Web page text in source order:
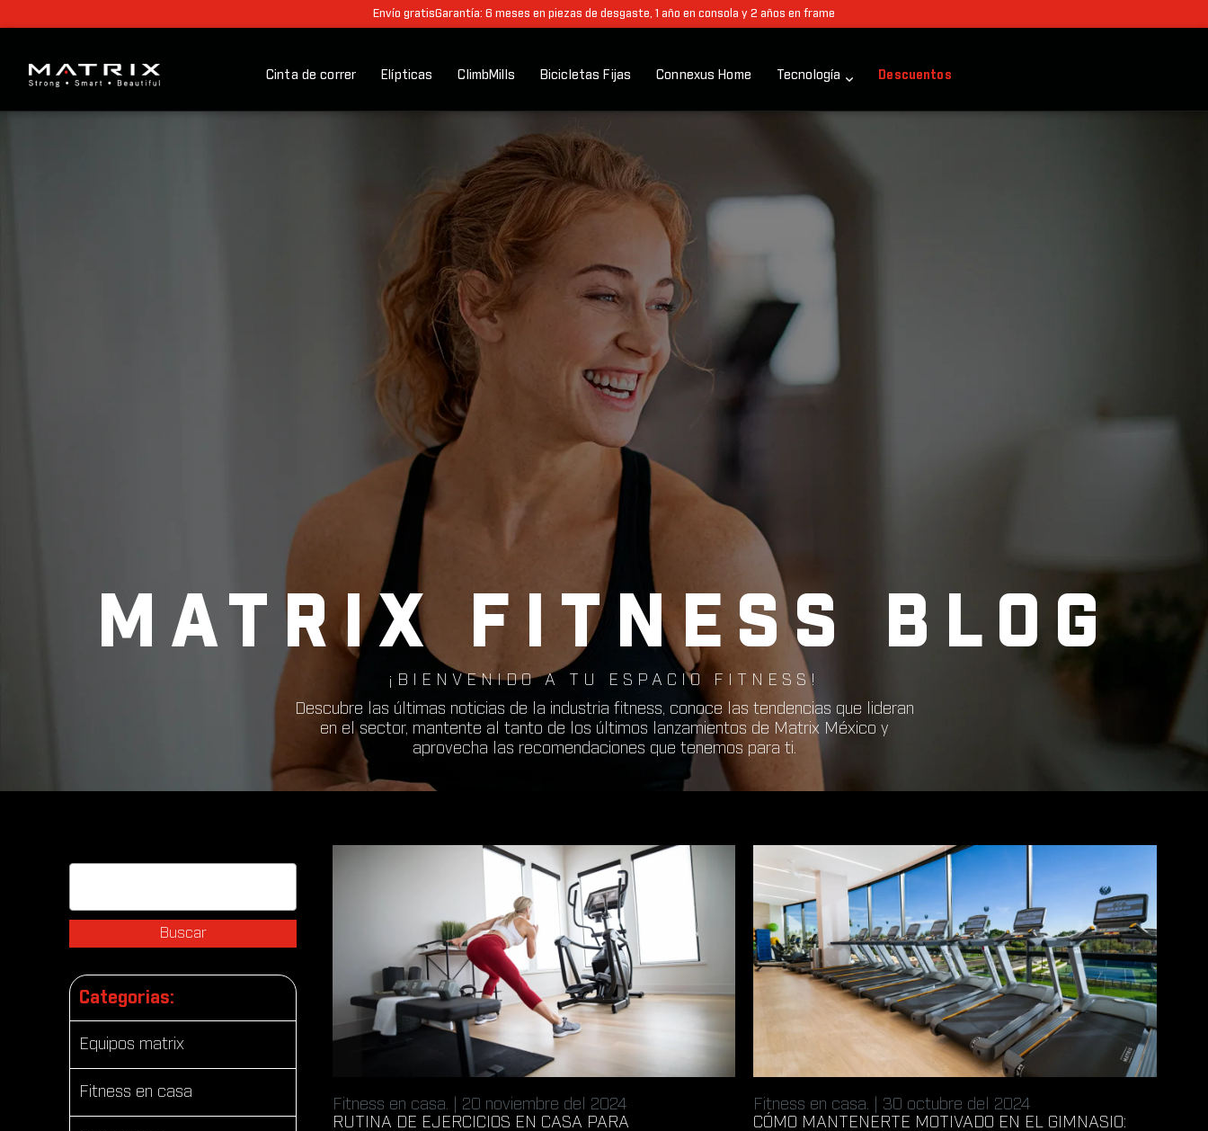
Envío gratisGarantía: 6 meses en piezas de desgaste, 1 año en consola y 2 años en frame
Cinta de correr Elípticas ClimbMills Bicicletas Fijas Connexus Home Tecnología Descuentos
MATRIX FITNESS BLOG
¡BIENVENIDO A TU ESPACIO FITNESS!
Descubre las últimas noticias de la industria fitness, conoce las tendencias que lideran
en el sector, mantente al tanto de los últimos lanzamientos de Matrix México y
aprovecha las recomendaciones que tenemos para ti.
Categorias:
Equipos matrix
Fitness en casa
Fitness en casa. | 20 noviembre del 2024
RUTINA DE EJERCICIOS EN CASA PARA
Fitness en casa. | 30 octubre del 2024
CÓMO MANTENERTE MOTIVADO EN EL GIMNASIO: